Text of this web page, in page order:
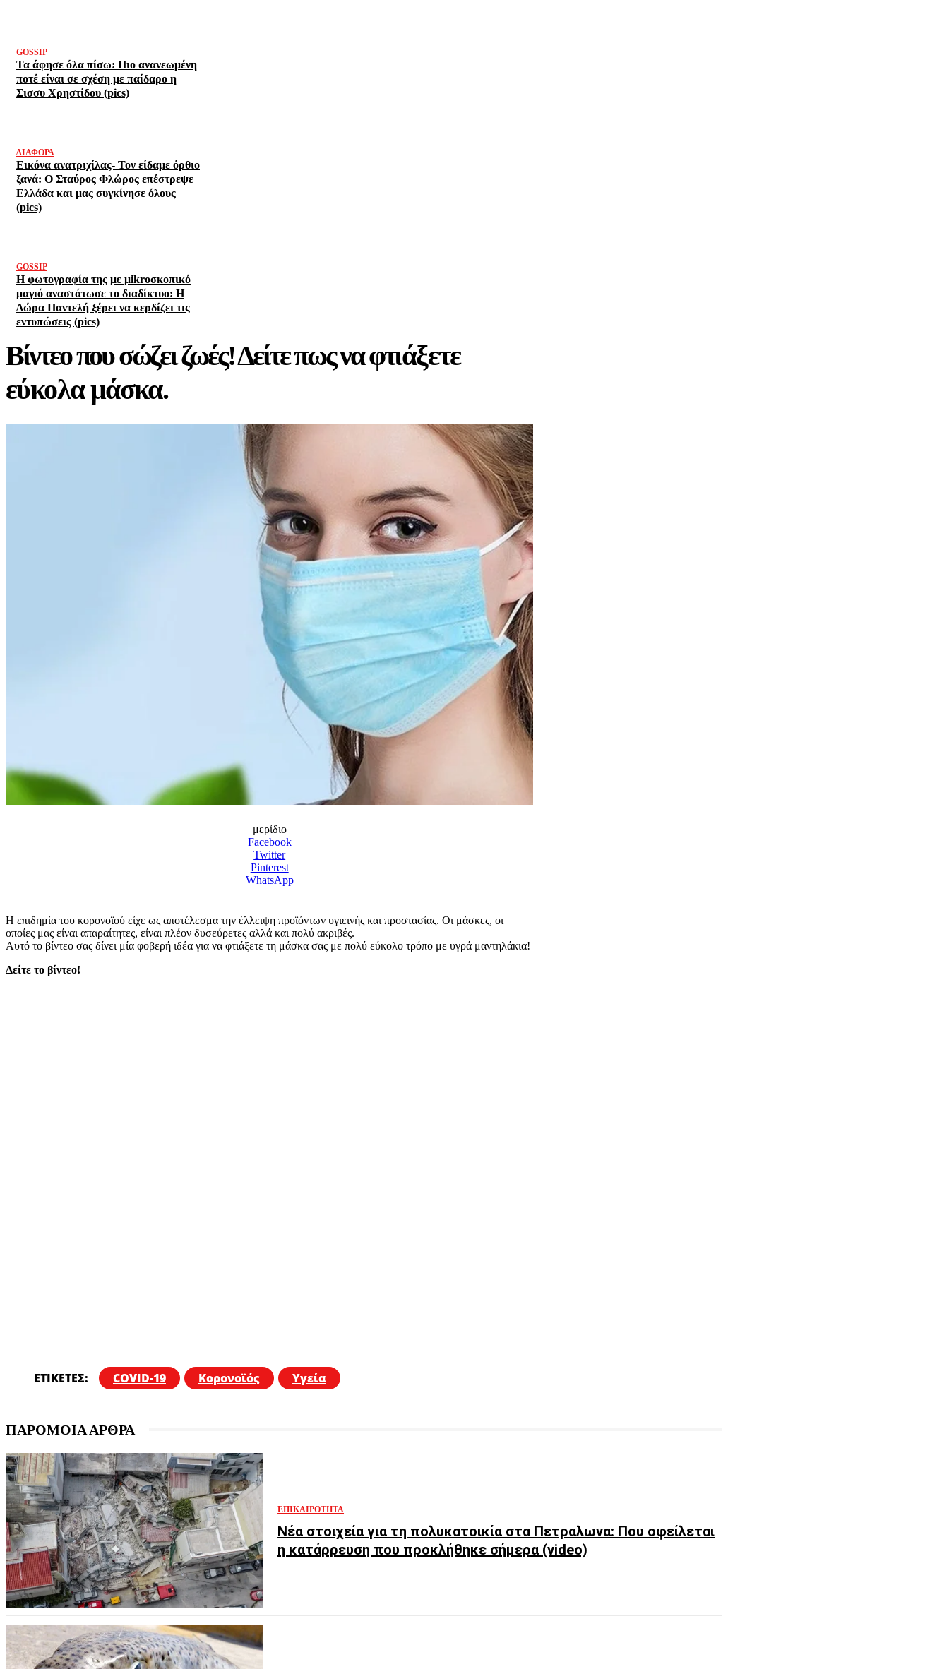
GOSSIP
Τα άφησε όλα πίσω: Πιο ανανεωμένη
ποτέ είναι σε σχέση με παίδαρο η
Σισσυ Χρηστίδου (pics)
ΔΙΆΦΟΡΑ
Εικόνα ανατριχίλας- Τον είδαμε όρθιο
ξανά: Ο Σταύρος Φλώρος επέστρεψε
Ελλάδα και μας συγκίνησε όλους
(pics)
GOSSIP
Η φωτογραφία της με μikroσκοπικό
μαγιό αναστάτωσε το διαδίκτυο: Η
Δώρα Παντελή ξέρει να κερδίζει τις
εντυπώσεις (pics)
Βίντεο που σώζει ζωές! Δείτε πως να φτιάξετε
εύκολα μάσκα.
μερίδιο
Facebook
Twitter
Pinterest
WhatsApp
Η επιδημία του κορονοϊού είχε ως αποτέλεσμα την έλλειψη προϊόντων υγιεινής και προστασίας. Οι μάσκες, οι
οποίες μας είναι απαραίτητες, είναι πλέον δυσεύρετες αλλά και πολύ ακριβές.
Αυτό το βίντεο σας δίνει μία φοβερή ιδέα για να φτιάξετε τη μάσκα σας με πολύ εύκολο τρόπο με υγρά μαντηλάκια!
Δείτε το βίντεο!
ΕΤΙΚΕΤΕΣ: COVID-19 Κορονοϊός Υγεία
ΠΑΡΟΜΟΙΑ ΑΡΘΡΑ
ΕΠΙΚΑΙΡΌΤΗΤΑ
Νέα στοιχεία για τη πολυκατοικία στα Πετραλωνα: Που οφείλεται
η κατάρρευση που προκλήθηκε σήμερα (video)